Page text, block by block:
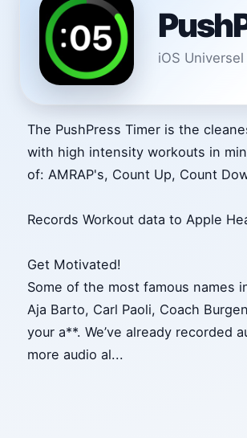
iOS Universel
The PushPress Timer is the
with high intensity workouts in
of: AMRAP's, Count Up, Count
Records Workout data to Apple
Get Motivated!
Some of the most famous names
Aja Barto, Carl Paoli, Coach
your a**. We’ve already recorded
more audio al...